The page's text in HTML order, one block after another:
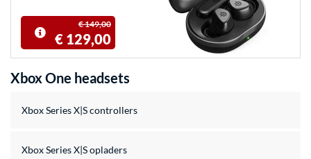
€ 149,00
€ 129,00
Xbox One headsets
Xbox Series X|S controllers
Xbox Series X|S opladers